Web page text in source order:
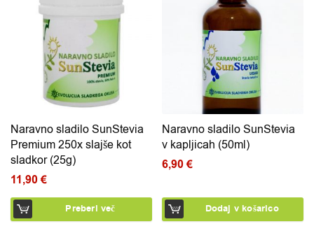
Naravno sladilo SunStevia
Premium 250x slajše kot
sladkor (25g)
11,90€
Preberi več
Naravno sladilo SunStevia
v kapljicah (50ml)
6,90€
Dodaj v košarico